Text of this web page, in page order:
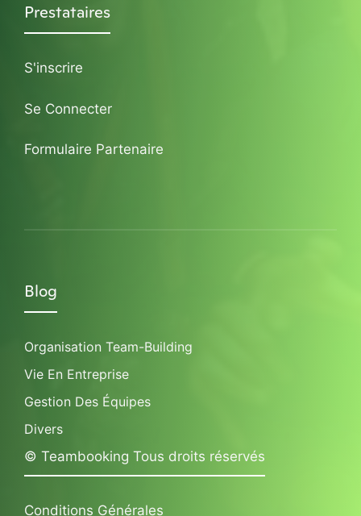
Prestataires
S'inscrire
Se Connecter
Formulaire Partenaire
Blog
Organisation Team-Building
Vie En Entreprise
Gestion Des Équipes
Divers
© Teambooking Tous droits réservés
Conditions Générales